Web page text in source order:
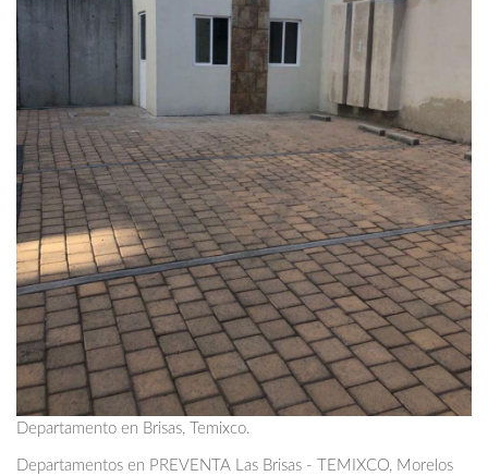
Departamento en Brisas, Temixco.
Departamentos en PREVENTA Las Brisas - TEMIXCO, Morelos